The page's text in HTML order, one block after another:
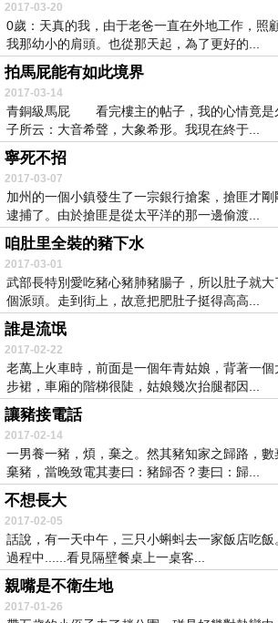
2017-03-20
0歲：天真的我，由于老爸一直在外地工作，照
我那幼小的肩頭。也從那天起，為了更好的...
拍馬屁能有如此境界
2017-03-14
青銅級馬屁 看完樓主的帖子，我的心情竟是
子所云：大音希聲，大象希形。我現在終于...
寧死不招
2017-03-07
加州的一個小鎮發生了一宗銀行搶案，搶匪才
逮捕了。由於搶匪是從太平洋的那一邊偷渡...
咱肚里全裝的豬下水
2017-03-01
武部長特別愛吃豬心豬肺豬腸子，所以肚子就
個派頭。走到街上，故意把肥肚子挺得高高...
誰是流氓
2017-02-22
老萬上火車時，前面是一個年青姑娘，背著一
步裙，車廂的階梯很陡，姑娘幾次抬腿都因...
讓豬接電話
2017-02-14
一男養一豬，煩，棄之。然其豬知家之歸路，
棄豬，當晚致電其妻曰：豬歸否？妻曰：歸...
不想長大
2017-02-05
話說，有一天中午，三只小蝌蚪去一家飯店吃
過程中......看見隔壁餐桌上一桌客...
親嘴是不衛生地
2017-01-26